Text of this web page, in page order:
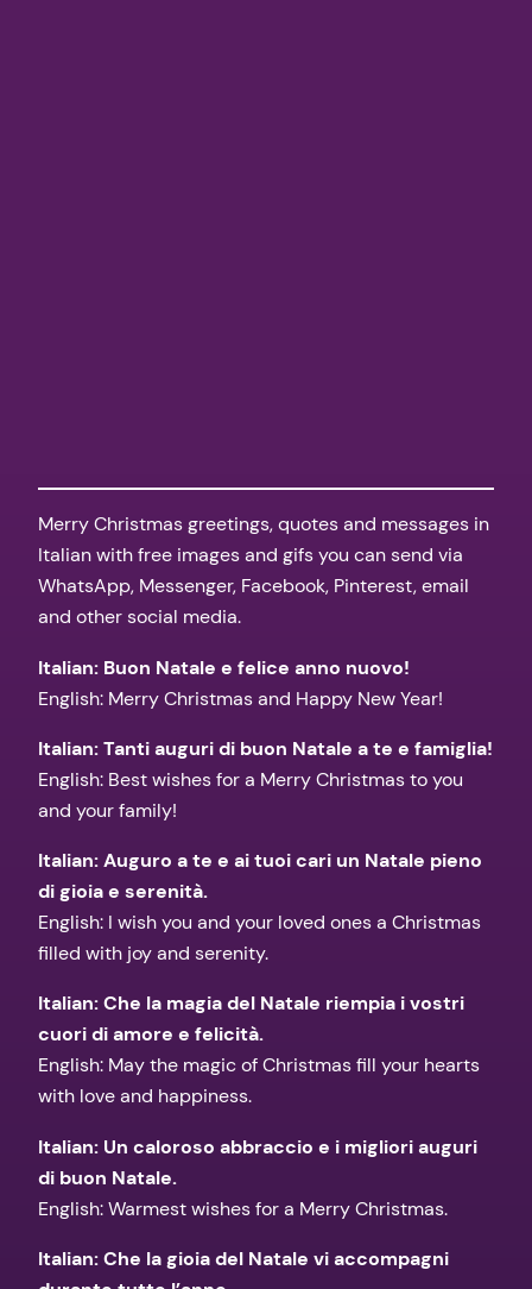
Merry Christmas greetings, quotes and messages in
Italian with free images and gifs you can send via
WhatsApp, Messenger, Facebook, Pinterest, email
and other social media.
Italian: Buon Natale e felice anno nuovo!
English: Merry Christmas and Happy New Year!
Italian: Tanti auguri di buon Natale a te e famiglia!
English: Best wishes for a Merry Christmas to you
and your family!
Italian: Auguro a te e ai tuoi cari un Natale pieno
di gioia e serenità.
English: I wish you and your loved ones a Christmas
filled with joy and serenity.
Italian: Che la magia del Natale riempia i vostri
cuori di amore e felicità.
English: May the magic of Christmas fill your hearts
with love and happiness.
Italian: Un caloroso abbraccio e i migliori auguri
di buon Natale.
English: Warmest wishes for a Merry Christmas.
Italian: Che la gioia del Natale vi accompagni